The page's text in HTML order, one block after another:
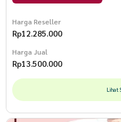
Harga Reseller
Rp12.285.000
Harga Jual
Rp13.500.000
Lihat